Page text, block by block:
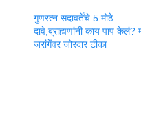
गुणरत्न सदावर्तेंचे 5 मोठे
दावे,ब्राह्मणांनी काय पाप केलं?
जरांगेंवर जोरदार टीका